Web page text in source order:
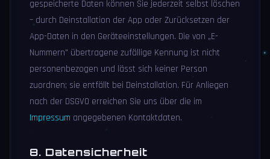
gespeicherte Daten können Sie jederzeit selbst löschen
– durch Deinstallation der App oder Zurücksetzen der
App-Daten in den Geräteeinstellungen. Die von „E-
Nummern" übertragene zufällige Kennung ist nicht
personenbezogen und lässt sich keiner Person
zuordnen; sie entfällt bei Deinstallation. Für Anliegen
nach der DSGVO erreichen Sie uns über die im
Impressum angegebenen Kontaktdaten.
8. Datensicherheit